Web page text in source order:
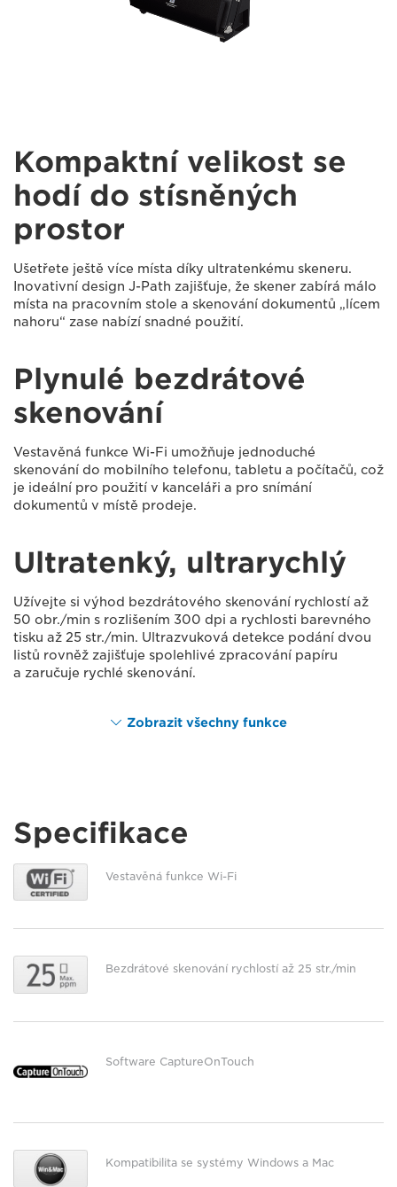
Kompaktní velikost se
hodí do stísněných
prostor
Ušetřete ještě více místa díky ultratenkému skeneru.
Inovativní design J-Path zajišťuje, že skener zabírá málo
místa na pracovním stole a skenování dokumentů „lícem
nahoru“ zase nabízí snadné použití.
Plynulé bezdrátové
skenování
Vestavěná funkce Wi-Fi umožňuje jednoduché
skenování do mobilního telefonu, tabletu a počítačů, což
je ideální pro použití v kanceláři a pro snímání
dokumentů v místě prodeje.
Ultratenký, ultrarychlý
Užívejte si výhod bezdrátového skenování rychlostí až
50 obr./min s rozlišením 300 dpi a rychlosti barevného
tisku až 25 str./min. Ultrazvuková detekce podání dvou
listů rovněž zajišťuje spolehlivé zpracování papíru
a zaručuje rychlé skenování.
Zobrazit všechny funkce
Specifikace
Vestavěná funkce Wi-Fi
Bezdrátové skenování rychlostí až 25 str./min
Software CaptureOnTouch
Kompatibilita se systémy Windows a Mac